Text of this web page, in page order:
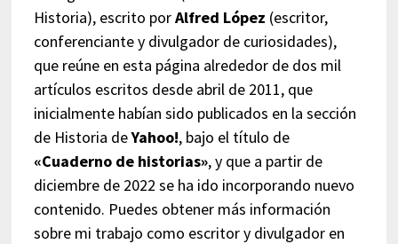
Historia), escrito porAlfred López (escritor,
conferenciante y divulgador de curiosidades),
que reúne en esta página alrededor de dos mil
artículos escritos desde abril de 2011, que
inicialmente habían sido publicados en la sección
de Historia deYahoo!, bajo el título de
«Cuaderno de historias», y que a partir de
diciembre de 2022 se ha ido incorporando nuevo
contenido. Puedes obtener más información
sobre mi trabajo como escritor y divulgador en